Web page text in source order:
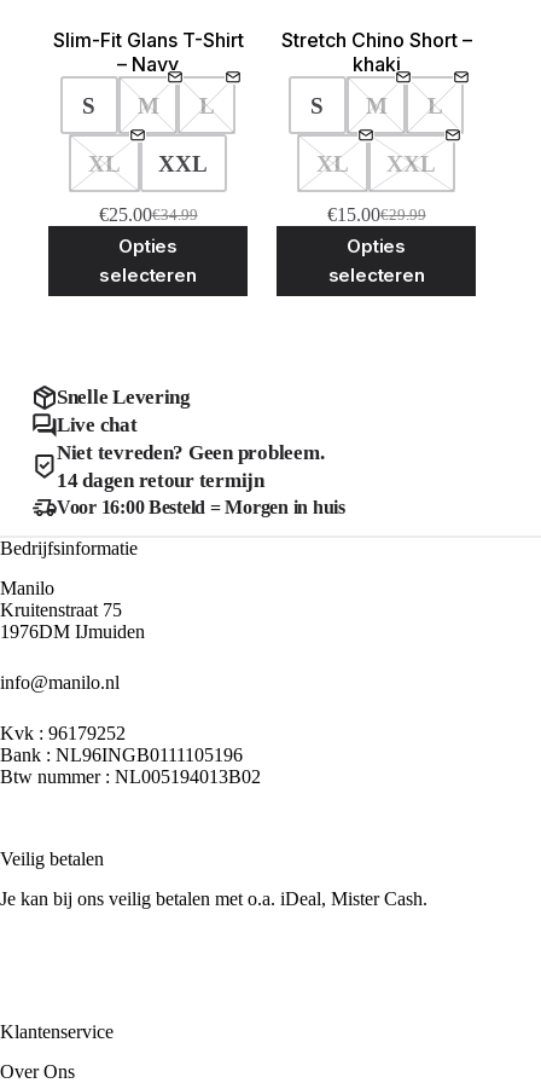
Slim-Fit Glans T-Shirt
– Navy
S M L
XL XXL
€34.99
Oorspronkelijke
prijs
was:
€25.00Huidige
prijs
is:
Opties
selecteren
meerdere
op
de
productpagina
Stretch Chino Short –
khaki
S M L
XL XXL
€29.99
Oorspronkelijke
prijs
was:
€15.00Huidige
prijs
is:
Opties
selecteren
Snelle Levering
Live chat
Niet tevreden? Geen probleem.
14 dagen retour termijn
Voor 16:00 Besteld = Morgen in huis
Bedrijfsinformatie
Manilo
Kruitenstraat 75
1976DM IJmuiden
info@manilo.nl
Kvk : 96179252
Bank : NL96INGB0111105196
Btw nummer : NL005194013B02
Veilig betalen
Je kan bij ons veilig betalen met o.a. iDeal, Mister Cash.
Klantenservice
Over Ons